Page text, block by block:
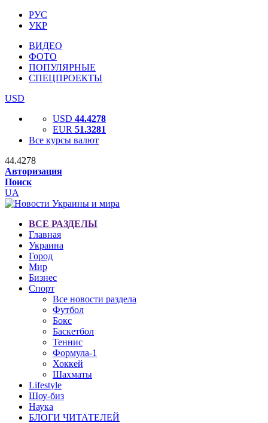
РУС
УКР
ВИДЕО
ФОТО
ПОПУЛЯРНЫЕ
СПЕЦПРОЕКТЫ
USD
USD 44.4278
EUR 51.3281
Все курсы валют
44.4278
Авторизация
Поиск
UA
ВСЕ РАЗДЕЛЫ
Главная
Украина
Город
Мир
Бизнес
Спорт
Все новости раздела
Футбол
Бокс
Баскетбол
Теннис
Формула-1
Хоккей
Шахматы
Lifestyle
Шоу-биз
Наука
БЛОГИ ЧИТАТЕЛЕЙ